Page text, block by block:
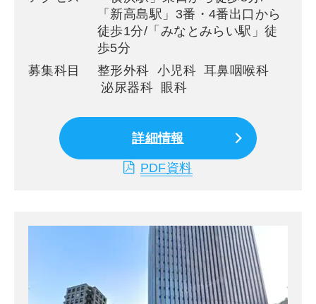
「新高島駅」3番・4番出口から
徒歩1分/「みなとみらい駅」徒
歩5分
募集科目
整形外科 小児科 耳鼻咽喉科
泌尿器科 眼科
詳細情報
PDF資料